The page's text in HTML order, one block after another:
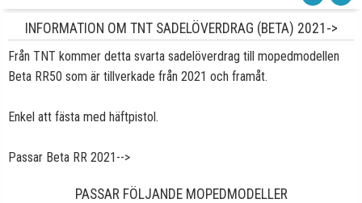
INFORMATION OM TNT SADELÖVERDRAG (BETA) 2021->
Från TNT kommer detta svarta sadelöverdrag till mopedmodellen
Beta RR50 som är tillverkade från 2021 och framåt.
Enkel att fästa med häftpistol.
Passar Beta RR 2021-->
PASSAR FÖLJANDE MOPEDMODELLER